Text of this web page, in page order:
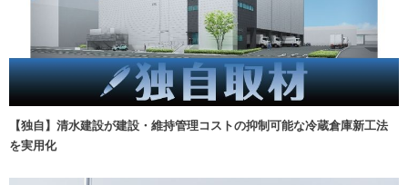
【独自】清水建設が建設・維持管理コストの抑制可能な冷蔵倉庫新工法
を実用化